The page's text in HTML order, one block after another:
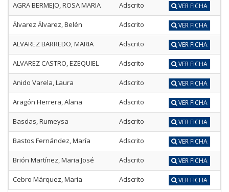
AGRA BERMEJO, ROSA MARIA
Adscrito VER FICHA
Álvarez Álvarez, Belén Adscrito VER FICHA
ALVAREZ BARREDO, MARIA Adscrito VER FICHA
ALVAREZ CASTRO, EZEQUIEL Adscrito VER FICHA
Anido Varela, Laura Adscrito VER FICHA
Aragón Herrera, Alana Adscrito VER FICHA
Basdas, Rumeysa Adscrito VER FICHA
Bastos Fernández, María Adscrito VER FICHA
Brión Martínez, Maria José Adscrito VER FICHA
Cebro Márquez, Maria Adscrito VER FICHA